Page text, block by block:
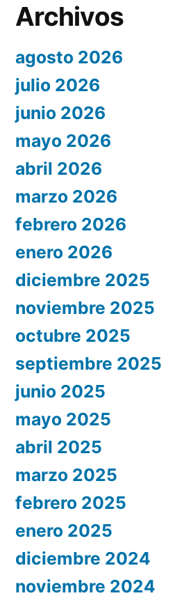
Archivos
agosto 2026
julio 2026
junio 2026
mayo 2026
abril 2026
marzo 2026
febrero 2026
enero 2026
diciembre 2025
noviembre 2025
octubre 2025
septiembre 2025
junio 2025
mayo 2025
abril 2025
marzo 2025
febrero 2025
enero 2025
diciembre 2024
noviembre 2024